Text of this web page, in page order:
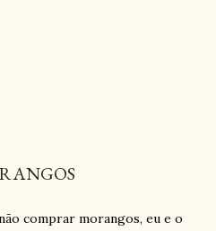
comprar morangos, eu e o